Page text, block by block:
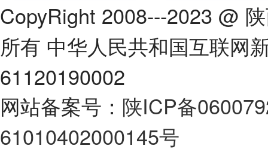
CopyRight 2008---2023 @
所有 中华人民共和国互联网
61120190002
网站备案号： 陕ICP备
61010402000145号